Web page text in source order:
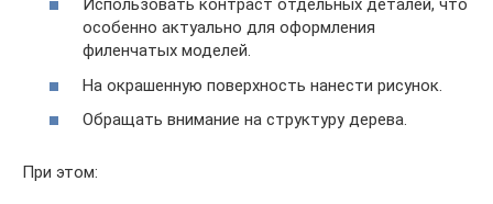
Использовать контраст отдельных деталей, что
особенно актуально для оформления
филенчатых моделей.
На окрашенную поверхность нанести рисунок.
Обращать внимание на структуру дерева.
При этом: